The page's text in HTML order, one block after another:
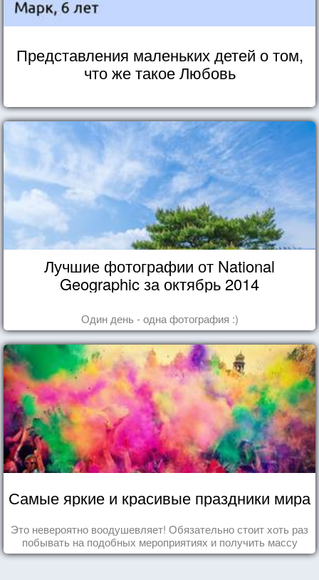
Представления маленьких детей о том,
что же такое Любовь
Лучшие фотографии от National
Geographic за октябрь 2014
Один день - одна фотография :)
Самые яркие и красивые праздники мира
Это невероятно воодушевляет! Обязательно стоит хоть раз
побывать на подобных мероприятиях и получить массу
впечатлений!